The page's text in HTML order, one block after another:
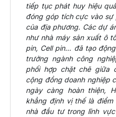
tiếp tục phát huy hiệu
đóng góp tích cực vào sự
của địa phương. Các dự
như nhà máy sản xuất ô
pin, Cell pin… đã tạo
trưởng ngành công
phối hợp chặt chẽ giữa
cộng đồng doanh nghiệp
ngày càng hoàn thiện,
khẳng định vị thế là
nhà đầu tư trong lĩnh